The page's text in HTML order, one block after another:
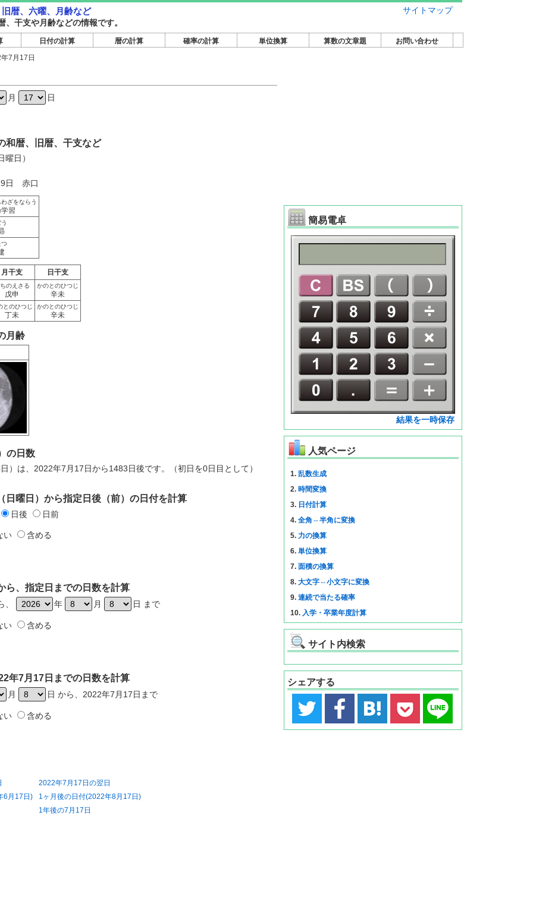
サイトマップ
暦、六曜、月齢など
干支や月齢などの情報です。
日付の計算 暦の計算 確率の計算 単位換算 算数の文章題 お問い合わせ
7月17日
月 日
和暦、旧暦、干支など
日）
日 赤口
ざをならう
習
つ
月干支 日干支
のえさる
戊申
かのとのひつじ
辛未
とのひつじ
丁未
かのとのひつじ
辛未
月齢
の日数
）は、2022年7月17日から1483日後です。（初日を0日目として）
日曜日）から指定日後（前）の日付を計算
日後 日前
い 含める
ら、指定日までの日数を計算
、 年 月 日 まで
い 含める
年7月17日までの日数を計算
月 日 から、2022年7月17日まで
い 含める
2022年7月17日の翌日
6月17日)
1ヶ月後の日付(2022年8月17日)
1年後の7月17日
簡易電卓
結果を一時保存
人気ページ
1. 乱数生成
2. 時間変換
3. 日付計算
4. 全角⇔半角に変換
5. 力の換算
6. 単位換算
7. 面積の換算
8. 大文字⇔小文字に変換
9. 連続で当たる確率
10. 入学・卒業年度計算
サイト内検索
シェアする